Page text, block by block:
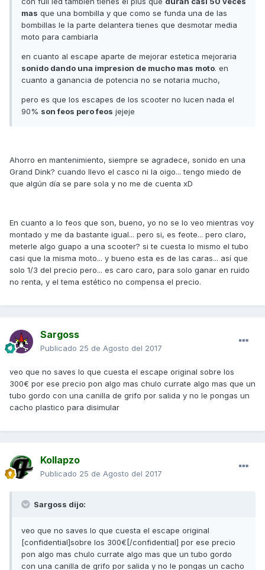
mas que una bombilla y que como se funda una de las
bombillas le la parte delantera tienes que desmotar media
moto para cambiarla
en cuanto al escape aparte de mejorar estetica mejoraria
sonido dando una impresion de mucho mas moto. en
cuanto a ganancia de potencia no se notaria mucho,
pero es que los escapes de los scooter no lucen nada el
90% son feos pero feos jejeje
Ahorro en mantenimiento, siempre se agradece, sonido en una
Grand Dink? cuando llevo el casco ni la oigo... tengo miedo de
que algún día se pare sola y no me de cuenta xD
En cuanto a lo feos que son, bueno, yo no se lo veo mientras voy
montado y me da bastante igual... pero si, es feote... pero claro,
meterle algo guapo a una scooter? si te cuesta lo mismo el tubo
casi que la misma moto... y bueno esta es de las caras... así que
solo 1/3 del precio pero... es caro caro, para solo ganar en ruido
no renta, y el tema estético no compensa el precio.
Sargoss
Publicado 25 de Agosto del 2017
veo que no saves lo que cuesta el escape original sobre los
300€ por ese precio pon algo mas chulo currate algo mas que un
tubo gordo con una canilla de grifo por salida y no le pongas un
cacho plastico para disimular
Kollapzo
Publicado 25 de Agosto del 2017
Sargoss dijo:
veo que no saves lo que cuesta el escape original
[confidential]sobre los 300€[/confidential] por ese precio
pon algo mas chulo currate algo mas que un tubo gordo
con una canilla de grifo por salida y no le pongas un cacho